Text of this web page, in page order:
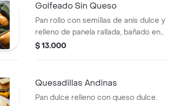
Golfeado Sin Queso
Pan rollo con semillas de anís dulce y
relleno de panela rallada, bañado en
panela líquida.
$ 13.000
Quesadillas Andinas
Pan dulce relleno con queso dulce.